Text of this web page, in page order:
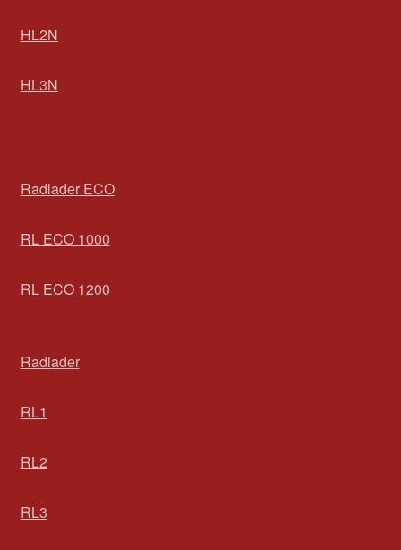
HL2N
HL3N
Radlader ECO
RL ECO 1000
RL ECO 1200
Radlader
RL1
RL2
RL3